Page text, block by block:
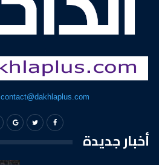
contact@dakhlaplus.com
أخبار جديدة